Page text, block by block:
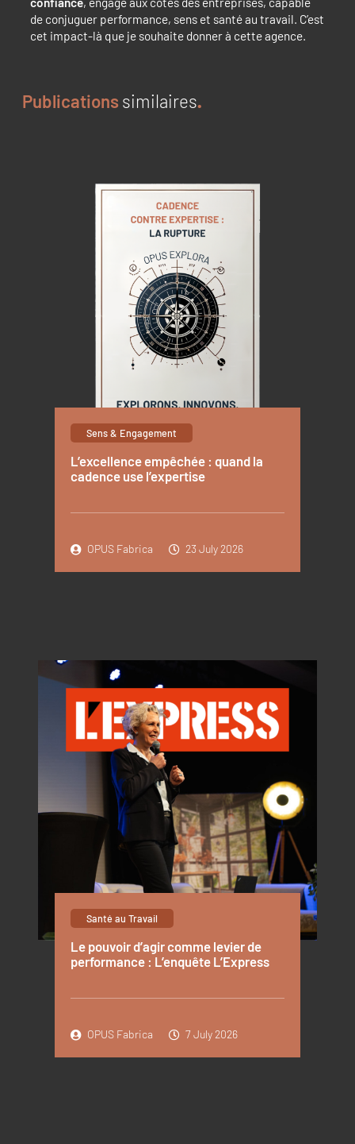
de conjuguer performance, sens et santé au travail. C’est
cet impact-là que je souhaite donner à cette agence.
Publicationssimilaires
Sens & Engagement
L’excellence empêchée : quand la
cadence use l’expertise
OPUS Fabrica 23 July 2026
Santé au Travail
Le pouvoir d’agir comme levier de
performance : L’enquête L’Express
OPUS Fabrica 7 July 2026